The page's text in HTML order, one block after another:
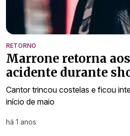
RETORNO
Marrone retorna
acidente durante
Cantor trincou costelas e ficou
início de maio
há 1 anos